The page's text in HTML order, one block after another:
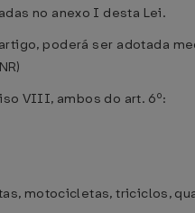
no anexo I desta Lei.
poderá ser adotada
VIII, ambos do art. 6º:
motocicletas, triciclos,